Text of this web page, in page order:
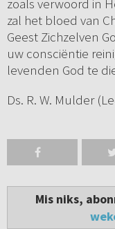
zoals verwoord in
zal het bloed van
Geest Zichzelven
uw consciëntie
levenden God te
Ds. R. W. Mulder
Mis niks,